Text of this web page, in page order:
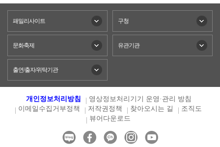
패밀리사이트 구청
문화축제 유관기관
출연/출자/위탁기관
개인정보처리방침
영상정보처리기기 운영·관리 방침
이메일수집거부정책
저작권정책 찾아오시는 길
조직도
뷰어다운로드